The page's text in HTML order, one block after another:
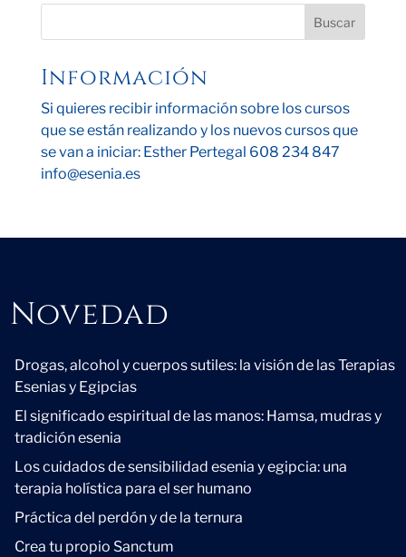
Información
Si quieres recibir información sobre los cursos
que se están realizando y los nuevos cursos que
se van a iniciar: Esther Pertegal 608 234 847
info@esenia.es
Novedad
Drogas, alcohol y cuerpos sutiles: la visión de las Terapias
Esenias y Egipcias
El significado espiritual de las manos: Hamsa, mudras y
tradición esenia
Los cuidados de sensibilidad esenia y egipcia: una
terapia holística para el ser humano
Práctica del perdón y de la ternura
Crea tu propio Sanctum